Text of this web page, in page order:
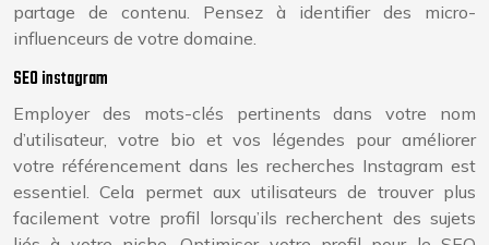
partage de contenu. Pensez à identifier des micro-
influenceurs de votre domaine.
SEO instagram
Employer des mots-clés pertinents dans votre nom
d’utilisateur, votre bio et vos légendes pour améliorer
votre référencement dans les recherches Instagram est
essentiel. Cela permet aux utilisateurs de trouver plus
facilement votre profil lorsqu’ils recherchent des sujets